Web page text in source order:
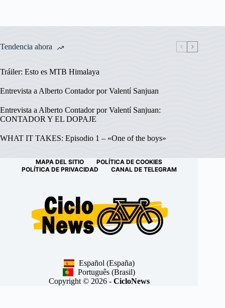
Tendencia ahora
Tráiler: Esto es MTB Himalaya
Entrevista a Alberto Contador por Valentí Sanjuan
Entrevista a Alberto Contador por Valentí Sanjuan:
CONTADOR Y EL DOPAJE
WHAT IT TAKES: Episodio 1 – «One of the boys»
MAPA DEL SITIO
POLÍTICA DE COOKIES
POLÍTICA DE PRIVACIDAD
CANAL DE TELEGRAM
Español (España)
Português (Brasil)
Copyright © 2026 - CicloNews